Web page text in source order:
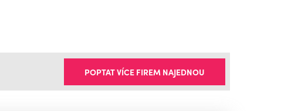
POPTAT VÍCE FIREM NAJEDNOU